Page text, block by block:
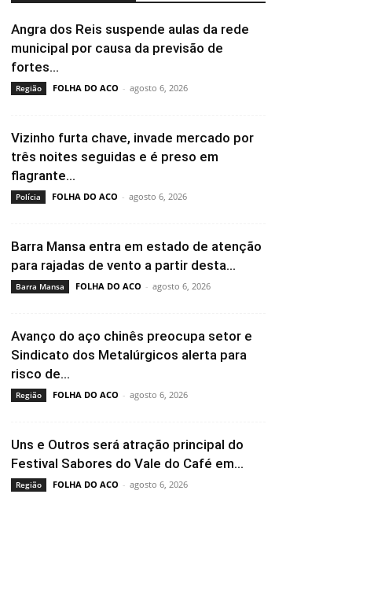
Angra dos Reis suspende aulas da rede
municipal por causa da previsão de
fortes...
Região FOLHA DO ACO - agosto 6, 2026
Vizinho furta chave, invade mercado por
três noites seguidas e é preso em
flagrante...
Polícia FOLHA DO ACO - agosto 6, 2026
Barra Mansa entra em estado de atenção
para rajadas de vento a partir desta...
Barra Mansa FOLHA DO ACO - agosto 6, 2026
Avanço do aço chinês preocupa setor e
Sindicato dos Metalúrgicos alerta para
risco de...
Região FOLHA DO ACO - agosto 6, 2026
Uns e Outros será atração principal do
Festival Sabores do Vale do Café em...
Região FOLHA DO ACO - agosto 6, 2026